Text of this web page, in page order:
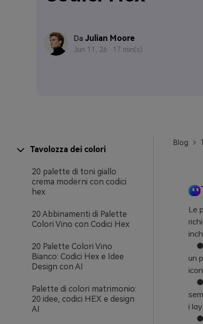
Da Julian Moore
Jun 11, 26 · 17 min(s)
Tavolozza dei colori
20 palette di toni giallo
crema moderni con codici
hex
20 Abbinamenti di Palette
Colori Vino con Codici Hex
20 Palette Colori Vino
Bianco: Codici Hex e Idee
Design con AI
Palette di colori matrimonio:
20 idee, codici HEX e design
AI
Blog
Le
●
un
●
i
●